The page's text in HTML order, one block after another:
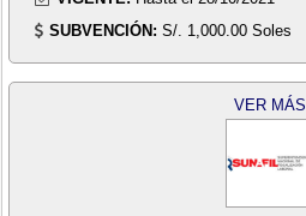
SUBVENCIÓN: S/. 1,000.00 Soles
VER MÁS